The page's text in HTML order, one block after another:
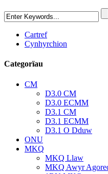
Cartref
Cynhyrchion
Categorïau
CM
D3.0 CM
D3.0 ECMM
D3.1 CM
D3.1 ECMM
D3.1 O Dduw
ONU
MKQ
MKQ Llaw
MKQ Awyr